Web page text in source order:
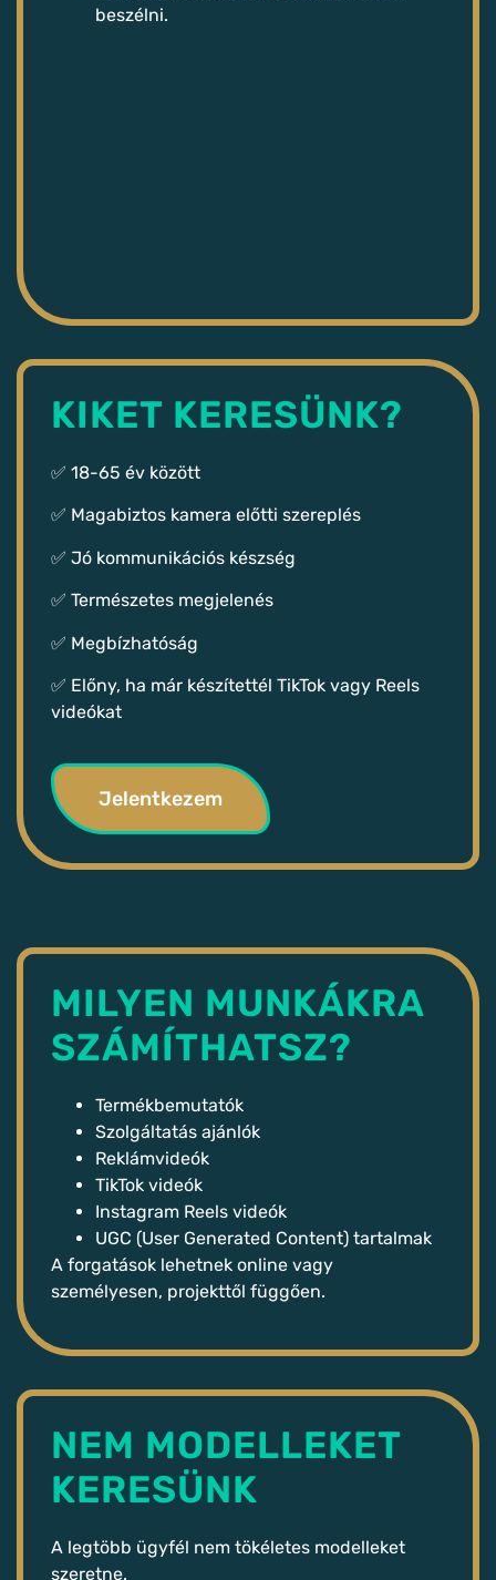
beszélni.
KIKET KERESÜNK?
✅ 18-65 év között
✅ Magabiztos kamera előtti szereplés
✅ Jó kommunikációs készség
✅ Természetes megjelenés
✅ Megbízhatóság
✅ Előny, ha már készítettél TikTok vagy Reels
videókat
Jelentkezem
MILYEN MUNKÁKRA
SZÁMÍTHATSZ?
Termékbemutatók
Szolgáltatás ajánlók
Reklámvideók
TikTok videók
Instagram Reels videók
UGC (User Generated Content) tartalmak
A forgatások lehetnek online vagy
személyesen, projekttől függően.
NEM MODELLEKET
KERESÜNK
A legtöbb ügyfél nem tökéletes modelleket
szeretne.